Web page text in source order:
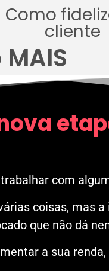
Como
cliente
com
coisas, mas
que não dá
a sua